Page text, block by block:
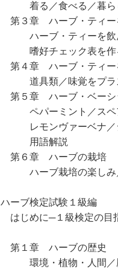
着る／食べる／暮らし
第３章 ハーブ・ティー
ハーブ・ティーを飲ん
嗜好チェック表を作る
第４章 ハーブ・ティー
道具類／味覚をプラ
第５章 ハーブ・ベーシ
ペパーミント／スペア
レモンヴァーベナ／ジ
用語解説
第６章 ハーブの栽培
ハーブ栽培の楽しみ
ハーブ検定試験１級編
はじめに─１級検定の目
第１章 ハーブの歴史
環境・植物・人間／歴